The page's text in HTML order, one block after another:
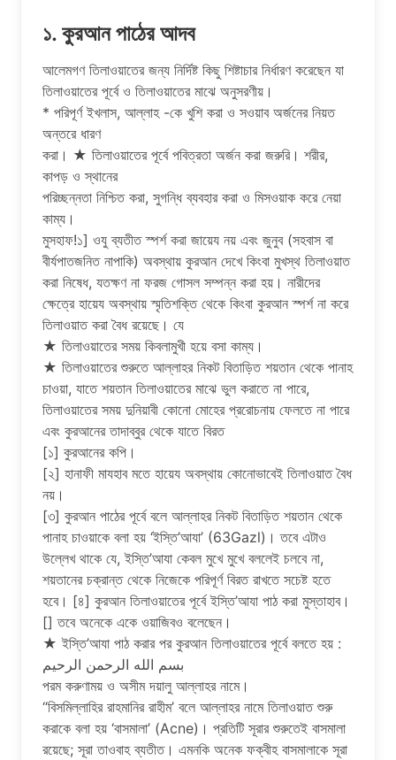
১. কুরআন পাঠের আদব
আলেমগণ তিলাওয়াতের জন্য নির্দিষ্ট কিছু শিষ্টাচার নির্ধারণ করেছেন যা
তিলাওয়াতের পূর্বে ও তিলাওয়াতের মাঝে অনুসরণীয়।
* পরিপূর্ণ ইখলাস, আল্লাহ -কে খুশি করা ও সওয়াব অর্জনের নিয়ত
অন্তরে ধারণ
করা। ★ তিলাওয়াতের পূর্বে পবিত্রতা অর্জন করা জরুরি। শরীর,
কাপড় ও স্থানের
পরিচ্ছন্নতা নিশ্চিত করা, সুগন্ধি ব্যবহার করা ও মিসওয়াক করে নেয়া
কাম্য।
মুসহাফ!১] ওযু ব্যতীত স্পর্শ করা জায়েয নয় এবং জুনুব (সহবাস বা
বীর্যপাতজনিত নাপাকি) অবস্থায় কুরআন দেখে কিংবা মুখস্থ তিলাওয়াত
করা নিষেধ, যতক্ষণ না ফরজ গোসল সম্পন্ন করা হয়। নারীদের
ক্ষেত্রে হায়েয অবস্থায় স্মৃতিশক্তি থেকে কিংবা কুরআন স্পর্শ না করে
তিলাওয়াত করা বৈধ রয়েছে। যে
★ তিলাওয়াতের সময় কিবলামুখী হয়ে বসা কাম্য।
★ তিলাওয়াতের শুরুতে আল্লাহর নিকট বিতাড়িত শয়তান থেকে পানাহ
চাওয়া, যাতে শয়তান তিলাওয়াতের মাঝে ভুল করাতে না পারে,
তিলাওয়াতের সময় দুনিয়াবী কোনো মোহের প্ররোচনায় ফেলতে না পারে
এবং কুরআনের তাদাব্বুর থেকে যাতে বিরত
[১] কুরআনের কপি।
[২] হানাফী মাযহাব মতে হায়েয অবস্থায় কোনোভাবেই তিলাওয়াত বৈধ
নয়।
[৩] কুরআন পাঠের পূর্বে বলে আল্লাহর নিকট বিতাড়িত শয়তান থেকে
পানাহ চাওয়াকে বলা হয় ‘ইস্তি’আযা’ (63Gazl)। তবে এটাও
উল্লেখ থাকে যে, ইস্তি’আযা কেবল মুখে মুখে বললেই চলবে না,
শয়তানের চক্রান্ত থেকে নিজেকে পরিপূর্ণ বিরত রাখতে সচেষ্ট হতে
হবে। [৪] কুরআন তিলাওয়াতের পূর্বে ইস্তি’আযা পাঠ করা মুস্তাহাব।
[] তবে অনেকে একে ওয়াজিবও বলেছেন।
★ ইস্তি’আযা পাঠ করার পর কুরআন তিলাওয়াতের পূর্বে বলতে হয় :
بسم الله الرحمن الرحيم
পরম করুণাময় ও অসীম দয়ালু আল্লাহর নামে।
“বিসমিল্লাহির রাহমানির রাহীম’ বলে আল্লাহর নামে তিলাওয়াত শুরু
করাকে বলা হয় ‘বাসমালা’ (Acne)। প্রতিটি সূরার শুরুতেই বাসমালা
রয়েছে; সূরা তাওবাহ ব্যতীত। এমনকি অনেক ফক্বীহ বাসমালাকে সূরা